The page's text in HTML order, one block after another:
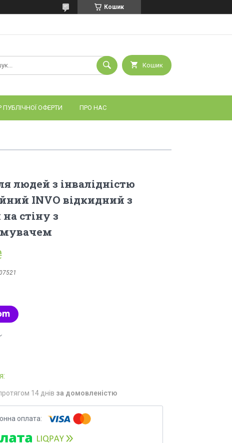
Кошик
Кошик
ПУБЛІЧНОЇ ОФЕРТИ ПРО НАС
людей з інвалідністю
INVO відкидний з
стіну з
14 днів за домовленістю